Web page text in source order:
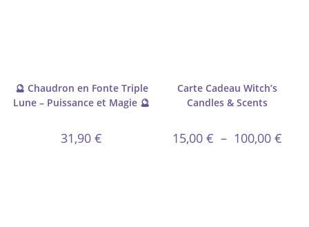
🔮 Chaudron en Fonte Triple
Lune – Puissance et Magie 🔮
31,90€
Carte Cadeau Witch’s
Candles & Scents
15,00€ – 100,00€